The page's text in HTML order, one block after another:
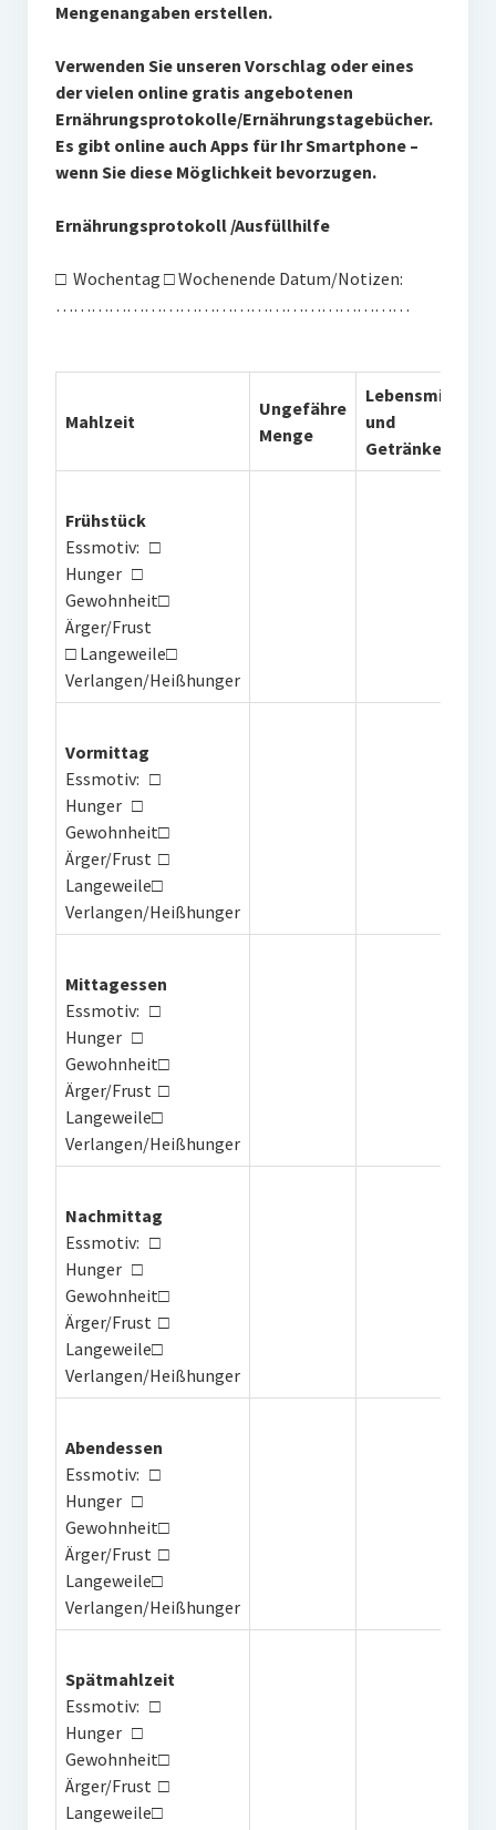
Mengenangaben erstellen.
Verwenden Sie unseren Vorschlag oder eines
der vielen online gratis angebotenen
Ernährungsprotokolle/Ernährungstagebücher.
Es gibt online auch Apps für Ihr Smartphone –
wenn Sie diese Möglichkeit bevorzugen.
Ernährungsprotokoll /Ausfüllhilfe
□ Wochentag □ Wochenende Datum/Notizen:
……………………………………………………
Mahlzeit
Ungefähre
Menge
Lebensmittel
und
Getränke
Frühstück
Essmotiv: □
Hunger □
Gewohnheit□
Ärger/Frust
□ Langeweile□
Verlangen/Heißhunger
Vormittag
Essmotiv: □
Hunger □
Gewohnheit□
Ärger/Frust □
Langeweile□
Verlangen/Heißhunger
Mittagessen
Essmotiv: □
Hunger □
Gewohnheit□
Ärger/Frust □
Langeweile□
Verlangen/Heißhunger
Nachmittag
Essmotiv: □
Hunger □
Gewohnheit□
Ärger/Frust □
Langeweile□
Verlangen/Heißhunger
Abendessen
Essmotiv: □
Hunger □
Gewohnheit□
Ärger/Frust □
Langeweile□
Verlangen/Heißhunger
Spätmahlzeit
Essmotiv: □
Hunger □
Gewohnheit□
Ärger/Frust □
Langeweile□